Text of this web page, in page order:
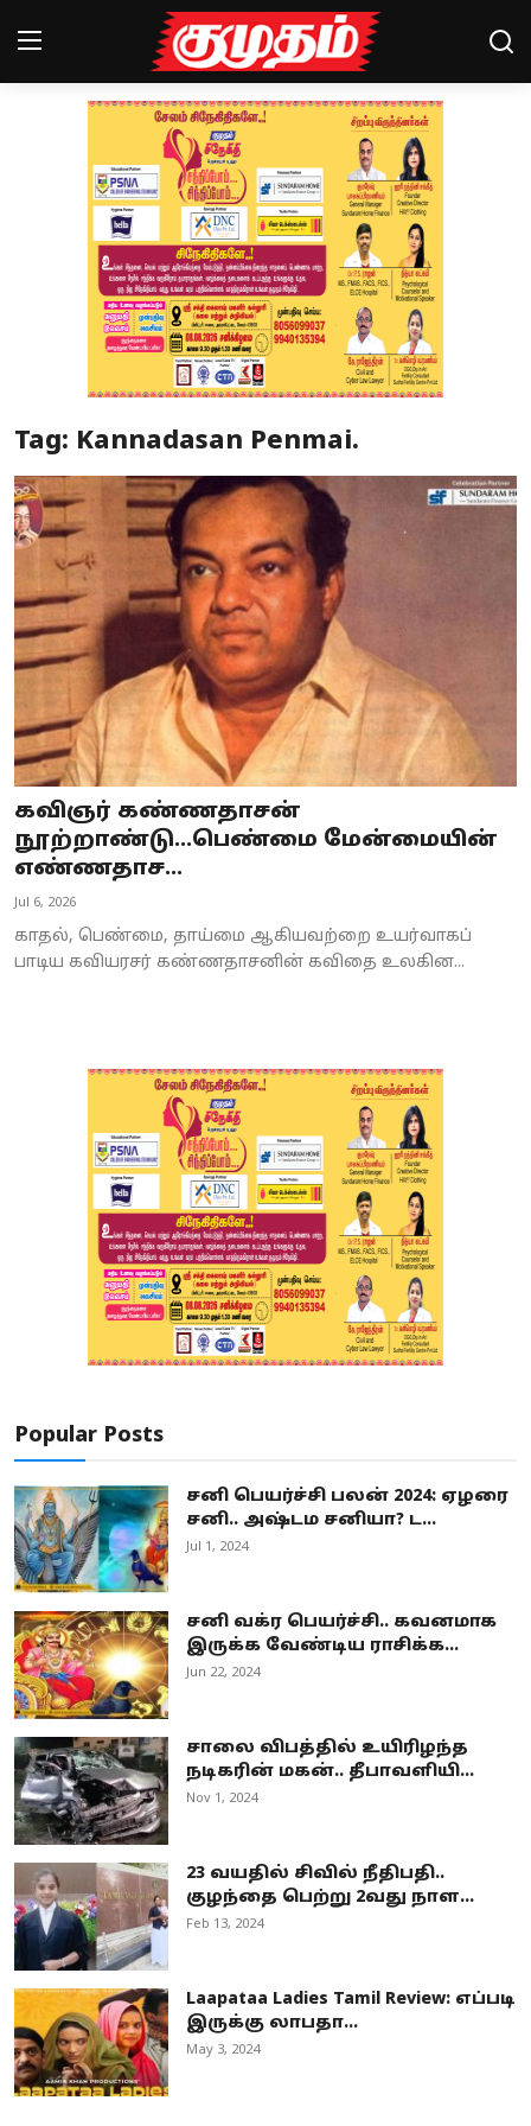
Magazines
Special Story
Business
Crime
Tamilnadu
National
World
Astrology
Spirituality
Weather
Tag: Kannadasan Penmai.
கவிஞர் கண்ணதாசன்
நூற்றாண்டு...பெண்மை மேன்மையின்
எண்ணதாச...
Jul 6, 2026
காதல், பெண்மை, தாய்மை ஆகியவற்றை உயர்வாகப்
பாடிய கவியரசர் கண்ணதாசனின் கவிதை உலகின...
Popular Posts
சனி பெயர்ச்சி பலன் 2024: ஏழரை
சனி.. அஷ்டம சனியா? ட...
Jul 1, 2024
சனி வக்ர பெயர்ச்சி.. கவனமாக
இருக்க வேண்டிய ராசிக்க...
Jun 22, 2024
சாலை விபத்தில் உயிரிழந்த
நடிகரின் மகன்.. தீபாவளியி...
Nov 1, 2024
23 வயதில் சிவில் நீதிபதி..
குழந்தை பெற்று 2வது நாள...
Feb 13, 2024
Laapataa Ladies Tamil Review: எப்படி
இருக்கு லாபதா...
May 3, 2024